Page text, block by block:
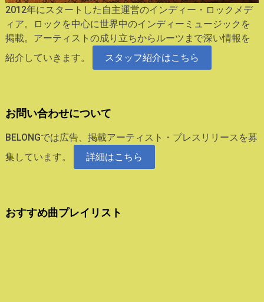
2012年にスタートした自主運営のインディー・ロックメデ
ィア。ロックを中心に世界中のインディーミュージックを
掲載。アーティストの成り立ちからルーツまで深い情報を
紹介していきます。
スタッフ紹介はこちら
お問い合わせについて
BELONGでは広告、掲載アーティスト・プレスリリースを募
集しています。
詳細はこちら
おすすめ曲プレイリスト